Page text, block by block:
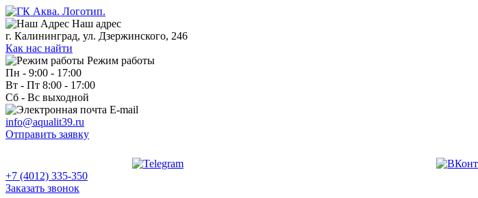
Наш адрес
г. Калининград, ул. Дзержинского, 246
Как нас найти
Режим работы
Пн - 9:00 - 17:00
Вт - Пт 8:00 - 17:00
Сб - Вс выходной
E-mail
info@aqualit39.ru
Отправить заявку
+7 (4012) 335-350
Заказать звонок